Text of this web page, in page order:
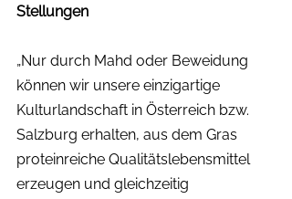
Stellungen
„Nur durch Mahd oder Beweidung
können wir unsere einzigartige
Kulturlandschaft in Österreich bzw.
Salzburg erhalten, aus dem Gras
proteinreiche Qualitätslebensmittel
erzeugen und gleichzeitig